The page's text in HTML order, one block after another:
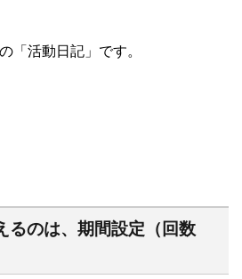
「活動日記」です。
るのは、期間設定（回数